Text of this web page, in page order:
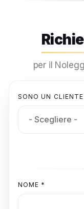
per il
SONO UN
NOME *